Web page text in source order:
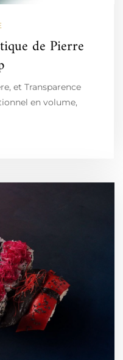
de Pierre
et Transparence
en volume,